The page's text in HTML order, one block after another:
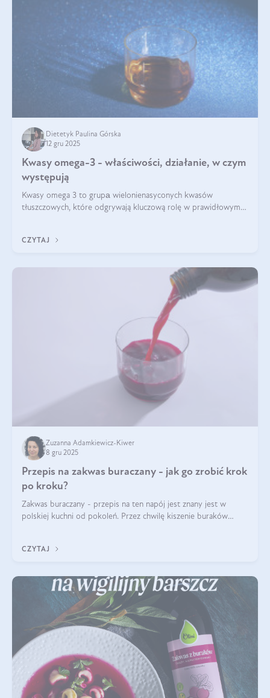
Dietetyk Paulina Górska
12 gru 2025
Kwasy omega-3 - właściwości, działanie, w czym
występują
Kwasy omega 3 to grupа wielonienasyconych kwasów
tłuszczowych, które odgrywają kluczową rolę w prawidłowym
CZYTAJ
Zuzanna Adamkiewicz-Kiwer
8 gru 2025
Przepis na zakwas buraczany - jak go zrobić krok
po kroku?
Zakwas buraczany - przepis na ten napój jest znany jest w
polskiej kuchni od pokoleń. Przez chwilę kiszenie buraków
CZYTAJ